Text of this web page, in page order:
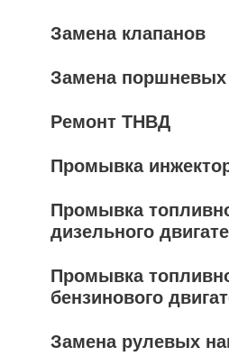
Замена клапанов
Замена поршневых
Ремонт ТНВД
Промывка
Промывка
дизельного
Промывка
бензинового
Замена рулевых